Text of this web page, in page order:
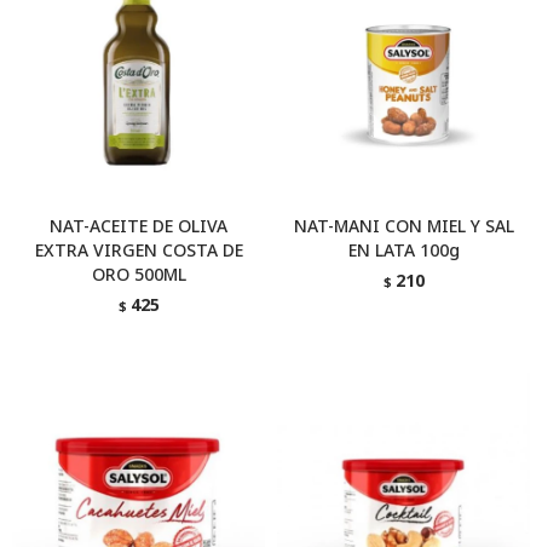
NAT-ACEITE DE OLIVA
EXTRA VIRGEN COSTA DE
ORO 500ML
$ 425
NAT-MANI CON MIEL Y SAL
EN LATA 100g
$ 210